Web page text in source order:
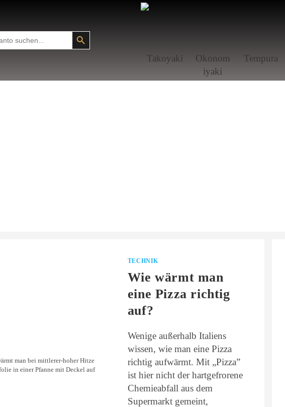
SEARCH BUTTON
Tako­yaki
Okonom
i­yaki
Tem­pura
man bei mittlerer-hoher Hitze
in einer Pfanne mit Deckel auf
TECHNIK
Wie wärmt man
eine Pizza richtig
auf?
Wenige außerhalb Italiens
wissen, wie man eine Pizza
richtig aufwärmt. Mit „Pizza”
ist hier nicht der hartgefrorene
Chemieabfall aus dem
Supermarkt gemeint,